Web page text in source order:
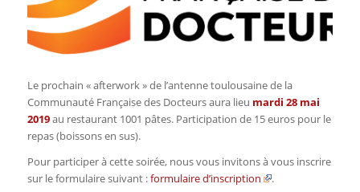
Le prochain « afterwork » de l’antenne toulousaine de la
Communauté Française des Docteurs aura lieu mardi 28 mai
2019au restaurant 1001 pâtes. Participation de 15 euros pour le
repas (boissons en sus).
Pour participer à cette soirée, nous vous invitons à vous inscrire
sur le formulaire suivant :formulaire d’inscription .